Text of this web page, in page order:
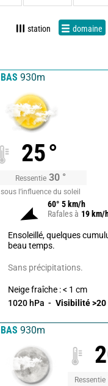
station domaine
BAS 930m
25°
Ressentie 30 °
sous l’influence du soleil
60° 5 km/h
Rafales à 19 km/
Ensoleillé, quelques
beau temps.
Sans précipitations.
Neige fraîche : < 1 cm
1020 hPa Visibilité >20
BAS 930m
Ressentie